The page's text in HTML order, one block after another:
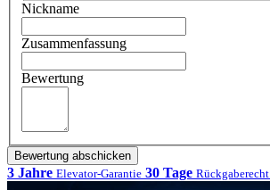
Nickname
Zusammenfassung
Bewertung
Bewertung abschicken
3 Jahre Elevator-Garantie 30 Tage Rückgaberecht